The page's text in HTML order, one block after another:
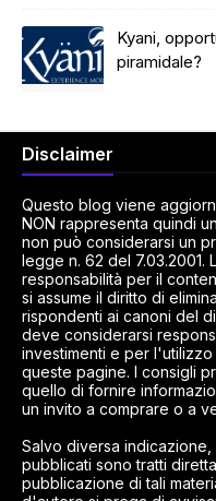
Kyani,
piramidale?
Disclaimer
Questo blog viene
NON rappresenta quindi
non può considerarsi un
legge n. 62 del 7.03.2001.
responsabilità per il
si assume il diritto di
rispondenti ai canoni del
deve considerarsi
investimenti e per
queste pagine. I consigli
quello di fornire
un invito a comprare o a
Salvo diversa indicazione,
pubblicati sono tratti
pubblicazione di tali